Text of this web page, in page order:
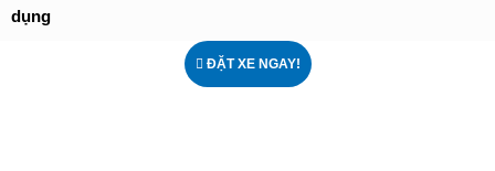
dụng
ĐẶT XE NGAY!